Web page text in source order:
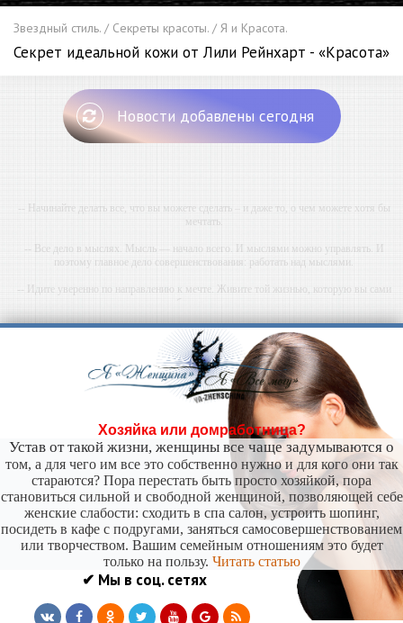
Звездный стиль. / Секреты красоты. / Я и Красота.
Секрет идеальной кожи от Лили Рейнхарт - «Красота»
Новости добавлены сегодня
-- Начинайте делать все, что вы можете сделать – и даже то, о чем можете хотя бы
мечтать.
-- Все дело в мыслях. Мысль — начало всего. И мыслями можно управлять. И
поэтому главное дело совершенствования: работать над мыслями.
-- Идите уверенно по направлению к мечте. Живите той жизнью, которую вы сами
себе придумали.
-- Самое большое богатство — это ум. Самая большая нищета — глупость. Из всех
страхов самый пугающий — самолюбование.
-- Лучшее, что можно сделать с хорошим советом, это пропустить его мимо ушей. Он
никогда не бывает полезен никому, кроме того, кто его дал.
-- Люблю давать советы и очень не люблю, когда их дают мне.
Хозяйка или домработница?
Устав от такой жизни, женщины все чаще задумываются о
том, а для чего им все это собственно нужно и для кого они так
стараются? Пора перестать быть просто хозяйкой, пора
становиться сильной и свободной женщиной, позволяющей себе
женские слабости: сходить в спа салон, устроить шопинг,
посидеть в кафе с подругами, заняться самосовершенствованием
или творчеством. Вашим семейным отношениям это будет
только на пользу. Читать статью
✔ Мы в соц. сетях